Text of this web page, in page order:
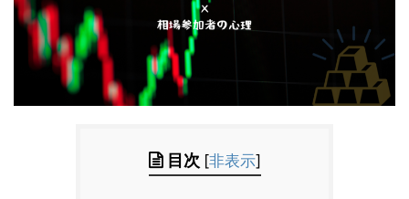
目次 [非表示]